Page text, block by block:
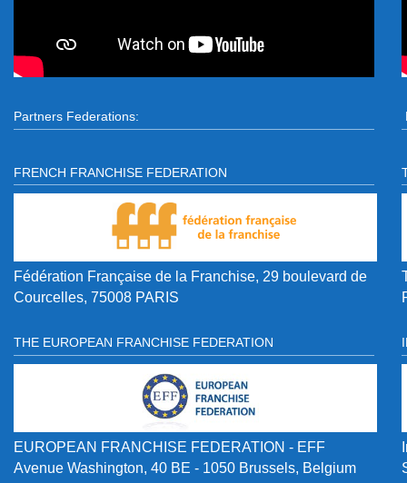
Partners Federations:
FRENCH FRANCHISE FEDERATION
Fédération Française de la Franchise, 29 boulevard de
Courcelles, 75008 PARIS
THE EUROPEAN FRANCHISE FEDERATION
EUROPEAN FRANCHISE FEDERATION - EFF
Avenue Washington, 40 BE - 1050 Brussels, Belgium